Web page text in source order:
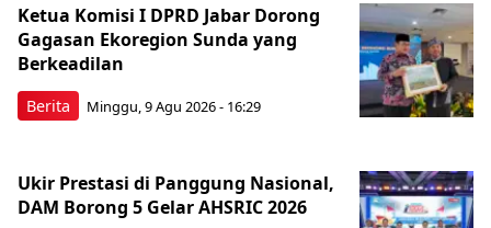
Berita
Ketua Komisi I DPRD Jabar Dorong
Gagasan Ekoregion Sunda yang
Berkeadilan
Minggu, 9 Agu 2026 - 16:29
Ukir Prestasi di Panggung Nasional,
DAM Borong 5 Gelar AHSRIC 2026